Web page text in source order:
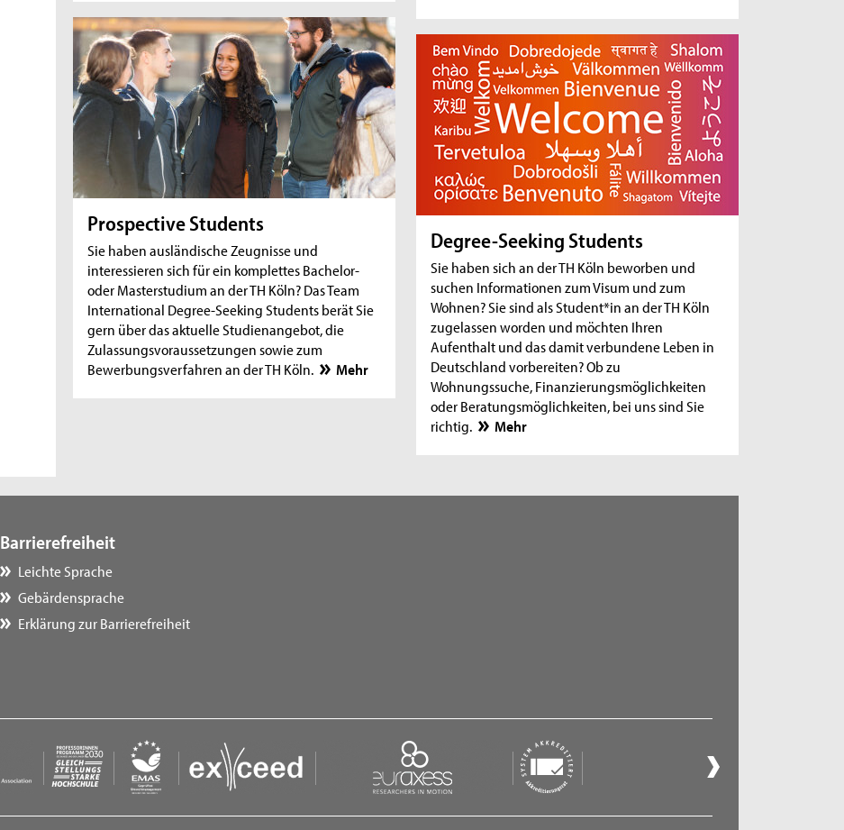
Online-Sprechstunde für Incomings
Exchange
18.08.26 - Zoom-Sprechstunde
Online-Sprechstunde für Studieninteressierte
und Studierende mit Fluchthintergrund
18.08.26
- Web-Seminar für internationale Studierende
First Steps@TH Köln: Pre-Arrival Web-Seminar
Englisch]
25.08.26
- Zoom-Sprechstunde
Online-Sprechstunde für internationale
Studierende und Studieninteressierte
25.08.26 - Zoom-Sprechstunde
Online-Sprechstunde für Incomings
Exchange
Prospective Students
Sie haben ausländische Zeugnisse und
interessieren sich für ein komplettes Bachelor-
oder Masterstudium an der TH Köln? Das Team
International Degree-Seeking Students berät Sie
gern über das aktuelle Studienangebot, die
Zulassungsvoraussetzungen sowie zum
Bewerbungsverfahren an der TH Köln.
Mehr
Degree-Seeking Students
Sie haben sich an der TH Köln beworben und
suchen Informationen zum Visum und zum
Wohnen? Sie sind als Student*in an der TH Köln
zugelassen worden und möchten Ihren
Aufenthalt und das damit verbundene Leben in
Deutschland vorbereiten? Ob zu
Wohnungssuche, Finanzierungsmöglichkeiten
oder Beratungsmöglichkeiten, bei uns sind Sie
richtig.
Mehr
Barrierefreiheit
Leichte Sprache
Gebärdensprache
Erklärung zur Barrierefreiheit